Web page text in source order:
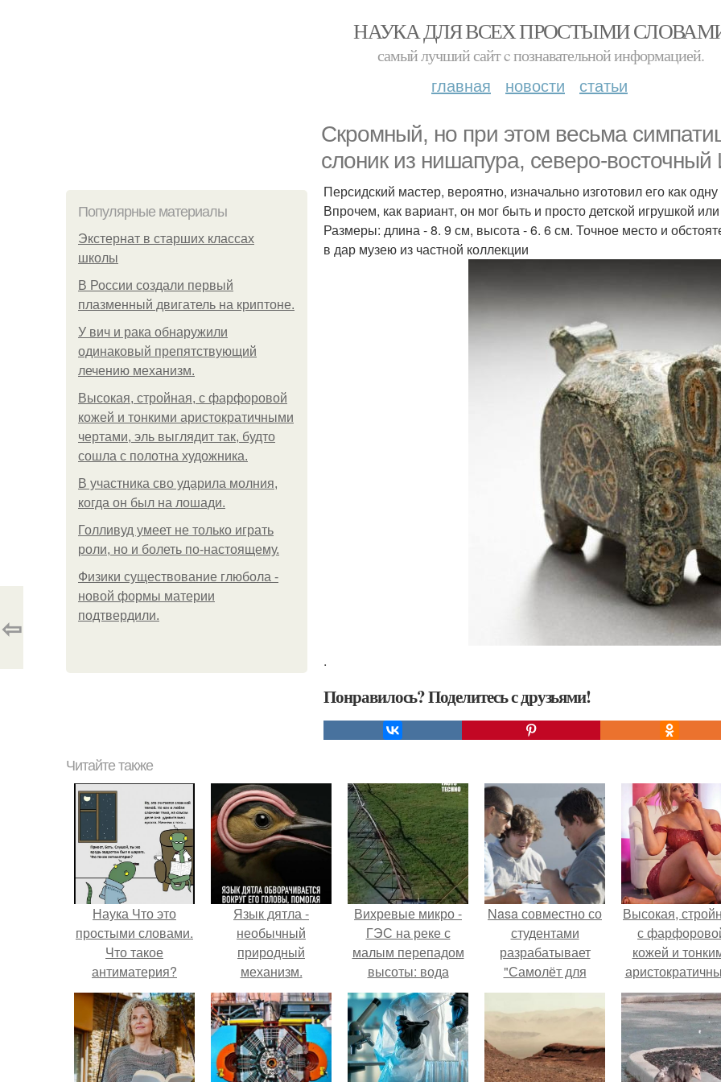
НАУКА ДЛЯ ВСЕХ ПРОСТЫМИ
самый лучший сайт c познавательной информацией.
главная новости статьи
Скромный, но при этом весьма
слоник из нишапура, северо-восточный
Популярные материалы
Экстернат в старших классах
школы
В России создали первый
плазменный двигатель на криптоне.
У вич и рака обнаружили
одинаковый препятствующий
лечению механизм.
Высокая, стройная, с фарфоровой
кожей и тонкими аристократичными
чертами, эль выглядит так, будто
сошла с полотна художника.
В участника сво ударила молния,
когда он был на лошади.
Голливуд умеет не только играть
роли, но и болеть по-настоящему.
Физики существование глюбола -
новой формы материи
подтвердили.
Персидский мастер, вероятно, изначально изготовил его как
Впрочем, как вариант, он мог быть и просто детской игрушкой
Размеры: длина - 8. 9 см, высота - 6. 6 см. Точное место и
в дар музею из частной коллекции
.
Понравилось? Поделитесь с друзьями!
⇦
Читайте также
Наука Что это
простыми словами.
Что такое
антиматерия?
Язык дятла -
необычный
природный
механизм.
Вихревые микро -
ГЭС на реке с
малым перепадом
высоты: вода
закручивается в
бетонной камере и
вращает
вертикальную
турбину.
Nasa совместно со
студентами
разрабатывает
"Самолёт для
Марса".
Высокая,
с
кожей и
чертами, эль
выглядит так,
сошла с
художника.